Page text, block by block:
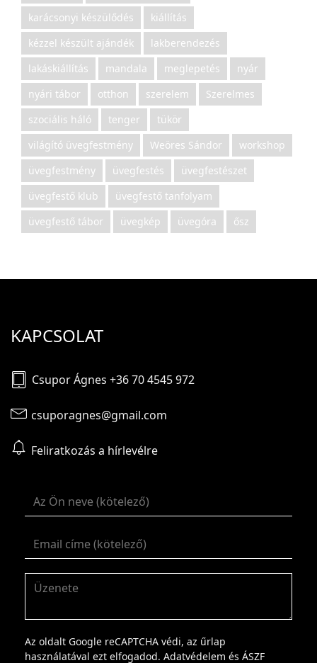
karácsonyi készülődés
kiállítás
kézzel készült ajándék
lakberendezés
lakáskiállítás
mandala meglepetés
nyár
nyári tábor
otthon szerelem
Szerelmes
szociális háló
tenger
tükör
világító üvegfestmény
Weöres Sándor
workshop
üvegfestmény
üvegfestés
üvegfestészet
üvegfestő klub
üvegfestő tanfolyam
üvegfestő tábor
üvegkép üvegóra ősz
KAPCSOLAT
Csupor Ágnes +36 70 4545 972
csuporagnes@gmail.com
Feliratkozás a hírlevélre
Az oldalt Google reCAPTCHA védi, az űrlap
használatával ezt elfogadod. Adatvédelem és ÁSZF